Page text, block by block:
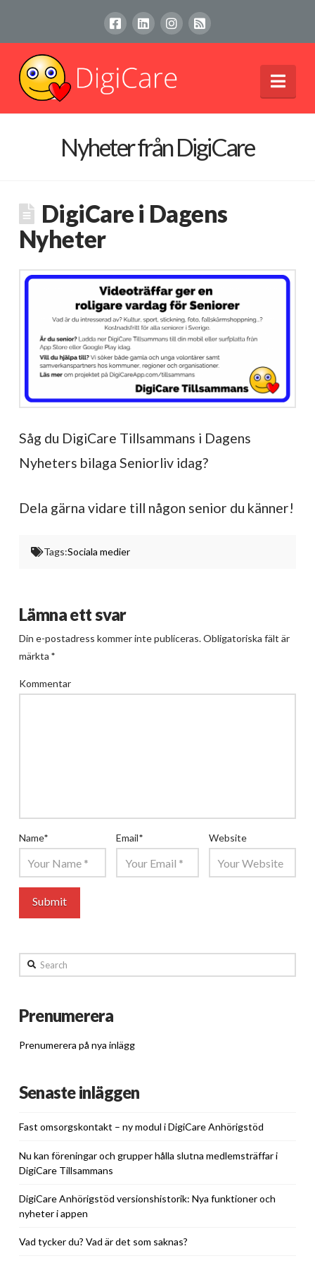
Nyheter från DigiCare
DigiCare i Dagens
Nyheter
Såg du DigiCare Tillsammans i Dagens
Nyheters bilaga Seniorliv idag?
Dela gärna vidare till någon senior du känner!
Tags:Sociala medier
Lämna ett svar
Din e-postadress kommer inte publiceras.Obligatoriska fält är
märkta *
Kommentar
Name* Email* Website
Search
Prenumerera
Prenumerera på nya inlägg
Senaste inläggen
Fast omsorgskontakt – ny modul i DigiCare Anhörigstöd
Nu kan föreningar och grupper hålla slutna medlemsträffar i
DigiCare Tillsammans
DigiCare Anhörigstöd versionshistorik: Nya funktioner och
nyheter i appen
Vad tycker du? Vad är det som saknas?